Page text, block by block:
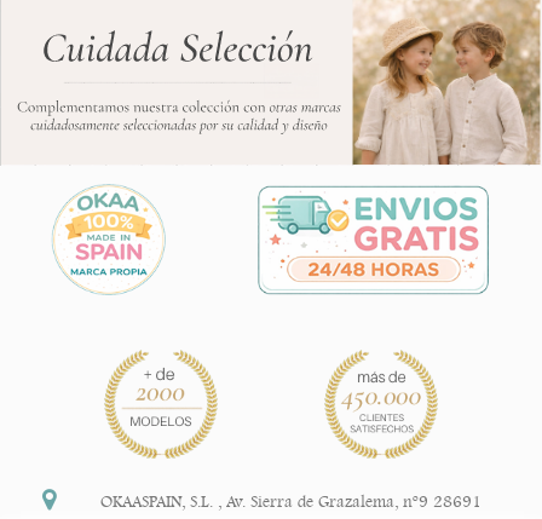
OKAASPAIN, S.L. ,Av. Sierra de Grazalema, nº9 28691